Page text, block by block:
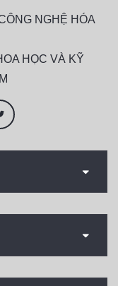
NGHỆ HÓA
HỌC VÀ KỸ